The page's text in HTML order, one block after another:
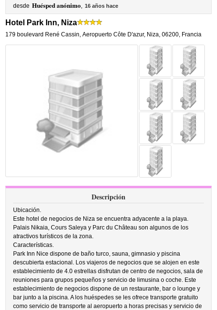
desde Huésped anónimo, 16 años hace
Hotel Park Inn, Niza
179 boulevard René Cassin,Aeropuerto Côte D'azur, Niza,06200, Francia
Descripción
Ubicación.
Este hotel de negocios de Niza se encuentra adyacente a la playa.
Palais Nikaia, Cours Saleya y Parc du Château son algunos de los
atractivos turísticos de la zona.
Características.
Park Inn Nice dispone de baño turco, sauna, gimnasio y piscina
descubierta estacional. Los viajeros de negocios que se alojen en este
establecimiento de 4.0 estrellas disfrutan de centro de negocios, sala de
reuniones para grupos pequeños y servicio de limusina o coche. Este
establecimiento de negocios dispone de un restaurante, bar o lounge y
bar junto a la piscina. A los huéspedes se les ofrece transporte gratuito
como servicio de transporte al aeropuerto a horas precisas y servicio de